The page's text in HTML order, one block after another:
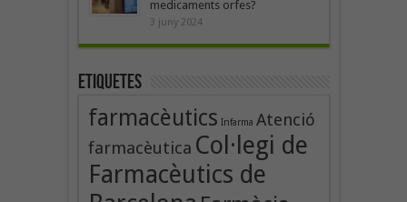
medicaments orfes?
3 juny 2024
Etiquetes
farmacèutics Infarma Atenció
farmacèutica Col·legi de
Farmacèutics de